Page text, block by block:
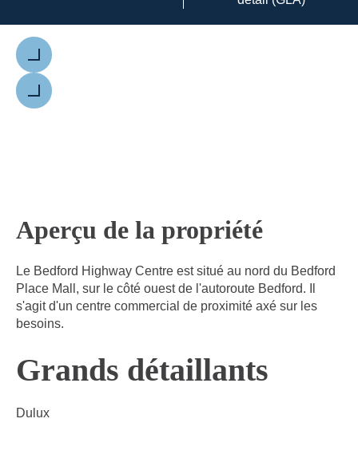
Précédent
Suivant
Aperçu de la propriété
Le Bedford Highway Centre est situé au nord du Bedford
Place Mall, sur le côté ouest de l'autoroute Bedford. Il
s'agit d'un centre commercial de proximité axé sur les
besoins.
Grands détaillants
Dulux